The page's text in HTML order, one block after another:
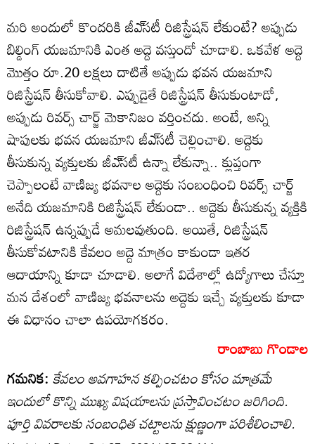
మరి అందులో కొందరికి జీఎ్‌సటీ రిజిస్ట్రేషన్‌ లేకుంటే? అప్పుడు
బిల్డింగ్‌ యజమానికి ఎంత అద్దె వస్తుందో చూడాలి. ఒకవేళ అద్దె
మొత్తం రూ.20 లక్షలు దాటితే అప్పుడు భవన యజమాని
రిజిస్ట్రేషన్‌ తీసుకోవాలి. ఎప్పుడైతే రిజిస్ట్రేషన్‌ తీసుకుంటాడో,
అప్పుడు రివర్స్‌ చార్జ్‌ మెకానిజం వర్తించదు. అంటే, అన్ని
షాపులకు భవన యజమాని జీఎ్‌సటీ చెల్లించాలి. అద్దెకు
తీసుకున్న వ్యక్తులకు జీఎ్‌సటీ ఉన్నా లేకున్నా.. క్లుప్తంగా
చెప్పాలంటే వాణిజ్య భవనాల అద్దెకు సంబంధించి రివర్స్‌ చార్జ్‌
అనేది యజమానికి రిజిస్ట్రేషన్‌ లేకుండా.. అద్దెకు తీసుకున్న వ్యక్తికి
రిజిస్ట్రేషన్‌ ఉన్నప్పుడే అమలవుతుంది. అయితే, రిజిస్ట్రేషన్‌
తీసుకోవటానికి కేవలం అద్దె మాత్రం కాకుండా ఇతర
ఆదాయాన్ని కూడా చూడాలి. అలాగే విదేశాల్లో ఉద్యోగాలు చేస్తూ
మన దేశంలో వాణిజ్య భవనాలను అద్దెకు ఇచ్చే వ్యక్తులకు కూడా
ఈ విధానం చాలా ఉపయోగకరం.
రాంబాబు గొండాల
గమనిక:కేవలం అవగాహన కల్పించటం కోసం మాత్రమే
ఇందులో కొన్ని ముఖ్య విషయాలను ప్రస్తావించటం జరిగింది.
పూర్తి వివరాలకు సంబంధిత చట్టాలను క్షుణ్ణంగా పరిశీలించాలి.